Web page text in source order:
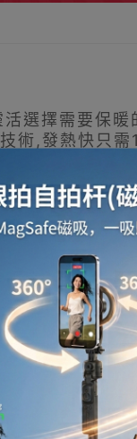
選擇需要保
術,發熱快只
的設計備受青